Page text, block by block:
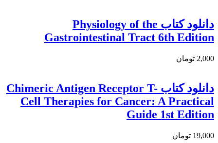
دانلود کتاب Physiology of the
Gastrointestinal Tract 6th Edition
2,000 تومان
دانلود کتاب Chimeric Antigen Receptor T-
Cell Therapies for Cancer: A Practical
Guide 1st Edition
19,000 تومان